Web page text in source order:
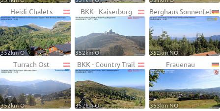
Heidi-Chalets
352km O
BKK - Kaiserburg
352km O
Berghaus Sonnenfels
352km NO
Turrach Ost
352km O
BKK - Country Trail
352km O
Frauenau
353km NO